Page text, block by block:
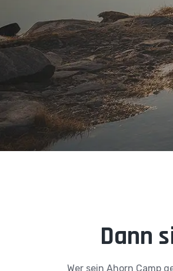
Dann
Wer sein Ahorn Camp